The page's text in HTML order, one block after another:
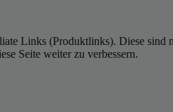
Links (Produktlinks). Diese
Seite weiter zu verbessern.